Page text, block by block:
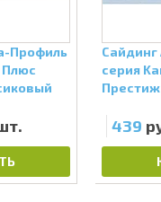
Профиль
Плюс
Сайдинг
серия
Престиж
439